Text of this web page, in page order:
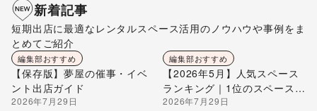
新着記事
短期出店に最適なレンタルスペース活用のノウハウや事例をま
とめてご紹介
編集部おすすめ
【保存版】夢屋の催事・イベ
ント出店ガイド
2026年7月29日
編集部おすすめ
【2026年5月】人気スペース
ランキング｜1位のスペースを
編集部が解説
2026年7月29日